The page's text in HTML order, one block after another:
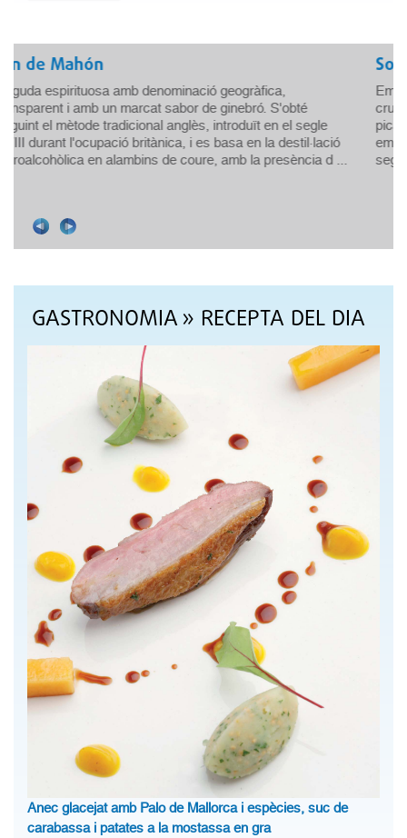
Sobrassada de Mallorca
Embotit amb indicació geogràfica protegida. Producte carni
cru madurat, elaborat amb carns seleccionades de porc,
picades, condimentades amb pebre vermell, sal i espècies,
embotit en budells i madurat lentament i acuradament
segons l'experiència adq ...
GASTRONOMIA» RECEPTA DEL DIA
Anec glacejat amb Palo de Mallorca i espècies, suc de
carabassa i patates a la mostassa en gra